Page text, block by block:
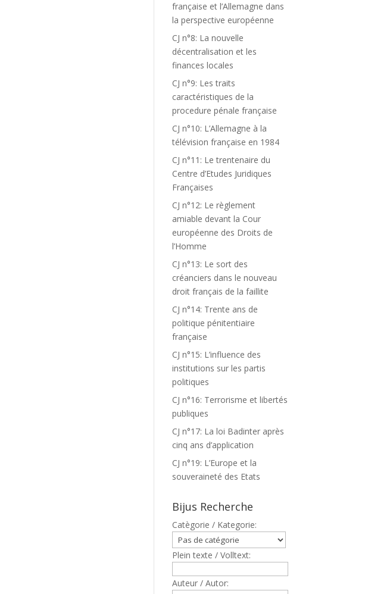
française et l’Allemagne dans
la perspective européenne
CJ n°8: La nouvelle
décentralisation et les
finances locales
CJ n°9: Les traits
caractéristiques de la
procedure pénale française
CJ n°10: L’Allemagne à la
télévision française en 1984
CJ n°11: Le trentenaire du
Centre d’Etudes Juridiques
Françaises
CJ n°12: Le règlement
amiable devant la Cour
européenne des Droits de
l’Homme
CJ n°13: Le sort des
créanciers dans le nouveau
droit français de la faillite
CJ n°14: Trente ans de
politique pénitentiaire
française
CJ n°15: L’influence des
institutions sur les partis
politiques
CJ n°16: Terrorisme et libertés
publiques
CJ n°17: La loi Badinter après
cinq ans d’application
CJ n°19: L’Europe et la
souveraineté des Etats
Bijus Recherche
Catègorie / Kategorie:
Plein texte / Volltext:
Auteur / Autor: